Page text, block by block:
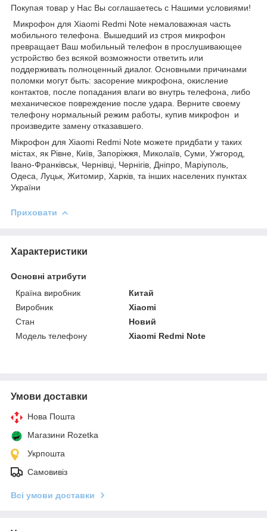
Покупая товар у Нас Вы соглашаетесь с Нашими условиями!
Микрофон для Xiaomi Redmi Note немаловажная часть
мобильного телефона. Вышедший из строя микрофон
превращает Ваш мобильный телефон в прослушивающее
устройство без всякой возможности ответить или
поддерживать полноценный диалог. Основными причинами
поломки могут быть: засорение микрофона, окисление
контактов, после попадания влаги во внутрь телефона, либо
механическое повреждение после удара. Верните своему
телефону нормальный режим работы, купив микрофон и
произведите замену отказавшего.
Мікрофон для Xiaomi Redmi Note можете придбати у таких
містах, як Рівне, Київ, Запоріжжя, Миколаїв, Суми, Ужгород,
Івано-Франківськ, Чернівці, Чернігів, Дніпро, Маріуполь,
Одеса, Луцьк, Житомир, Харків, та інших населених пунктах
України
Приховати
Характеристики
Основні атрибути
Країна виробник
Китай
Виробник
Xiaomi
Стан
Новий
Модель телефону
Xiaomi Redmi Note
Умови доставки
Нова Пошта
Магазини Rozetka
Укрпошта
Самовивіз
Всі умови доставки